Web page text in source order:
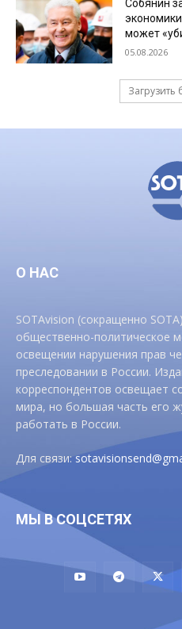
Собянин
может
05.08.2026
Загрузить
О НАС
SOTAvision (сокращенно
общественно-политическое
освещении нарушения прав
преследовании в России.
корреспондентов освещает
мира, но большая часть его
работать в России.
Для связи:
МЫ В СОЦСЕТЯХ